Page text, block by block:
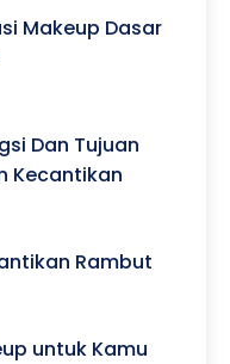
Makeup Dasar
Dan Tujuan
Kecantikan
Rambut
untuk Kamu